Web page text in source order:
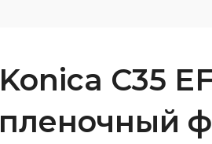
Konica C35
пленочный